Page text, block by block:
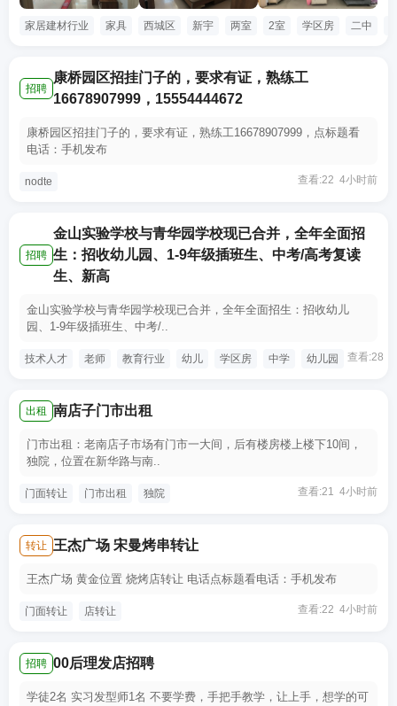
家居建材行业 家具 西城区 新宇 两室 2室 学区房 二中
招聘
康桥园区招挂门子的，要求有证，熟练工
16678907999，15554444672
康桥园区招挂门子的，要求有证，熟练工16678907999，点标题看
电话：手机发布
nodte 查看:22 4小时前
招聘
金山实验学校与青华园学校现已合并，全年全面招
生：招收幼儿园、1-9年级插班生、中考/高考复读
生、新高
金山实验学校与青华园学校现已合并，全年全面招生：招收幼儿
园、1-9年级插班生、中考/..
技术人才 老师 教育行业 幼儿 学区房 中学 幼儿园 查看:28 4
出租 南店子门市出租
门市出租：老南店子市场有门市一大间，后有楼房楼上楼下10间，
独院，位置在新华路与南..
门面转让 门市出租 独院 查看:21 4小时前
转让 王杰广场 宋曼烤串转让
王杰广场 黄金位置 烧烤店转让 电话点标题看电话：手机发布
门面转让 店转让 查看:22 4小时前
招聘 00后理发店招聘
学徒2名 实习发型师1名 不要学费，手把手教学，让上手，想学的可